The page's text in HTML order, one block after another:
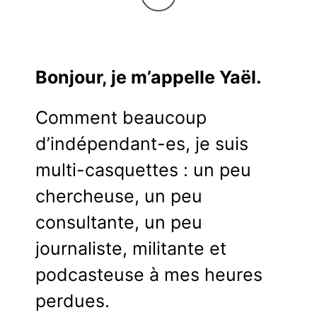
Bonjour, je m’appelle Yaël.
Comment beaucoup
d’indépendant-es, je suis
multi-casquettes : un peu
chercheuse, un peu
consultante, un peu
journaliste, militante et
podcasteuse à mes heures
perdues.